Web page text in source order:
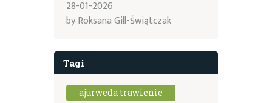
28-01-2026
byRoksana Gill-Świątczak
Tagi
ajurweda trawienie